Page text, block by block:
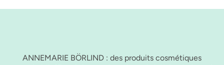
ANNEMARIE BÖRLIND : des produits cosmétiques